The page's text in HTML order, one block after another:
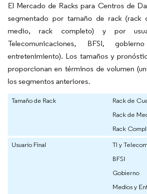
El Mercado de Racks para Centros de
segmentado por tamaño de rack (rack
medio, rack completo) y por
Telecomunicaciones, BFSI,
entretenimiento). Los tamaños y
proporcionan en términos de volumen
los segmentos anteriores.
Tamaño de Rack
Rack de
Rack de
Rack
Usuario Final
TI y
BFSI
Gobierno
Medios y